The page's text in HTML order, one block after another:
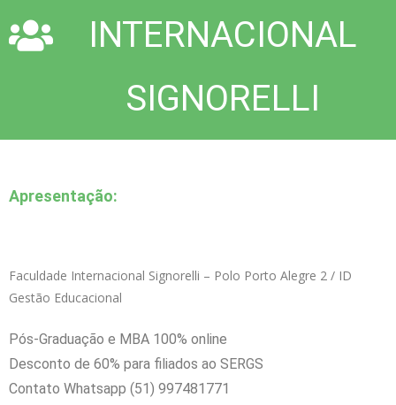
INTERNACIONAL
SIGNORELLI
Apresentação:
Faculdade Internacional Signorelli – Polo Porto Alegre 2 / ID
Gestão Educacional
Pós-Graduação e MBA 100% online
Desconto de 60% para filiados ao SERGS
Contato Whatsapp (51) 997481771